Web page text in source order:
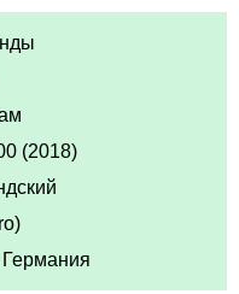
(2018)
Германия